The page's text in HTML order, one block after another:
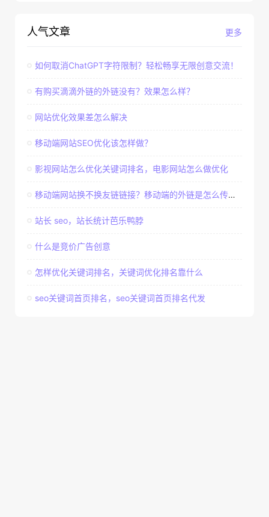
更多
人气文章
如何取消ChatGPT字符限制？轻松畅享无限创意交流！
有购买滴滴外链的外链没有？效果怎么样？
网站优化效果差怎么解决
移动端网站SEO优化该怎样做？
影视网站怎么优化关键词排名，电影网站怎么做优化
移动端网站换不换友链链接？移动端的外链是怎么传递权重的
站长 seo，站长统计芭乐鸭脖
什么是竞价广告创意
怎样优化关键词排名，关键词优化排名靠什么
seo关键词首页排名，seo关键词首页排名代发